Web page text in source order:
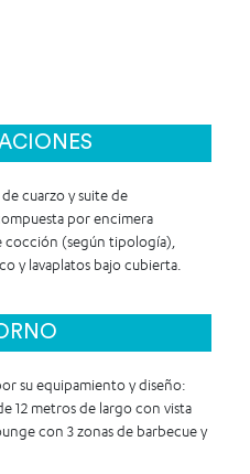
cuarzo y suite de
por encimera
cocción (según tipología),
y lavaplatos bajo cubierta.
su equipamiento y diseño:
12 metros de largo con vista
con 3 zonas de barbecue y